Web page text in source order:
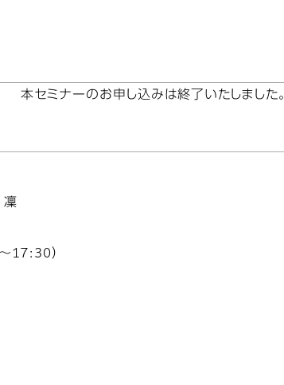
本セミナーのお申し込みは終了いたしました。
凜
17:30）